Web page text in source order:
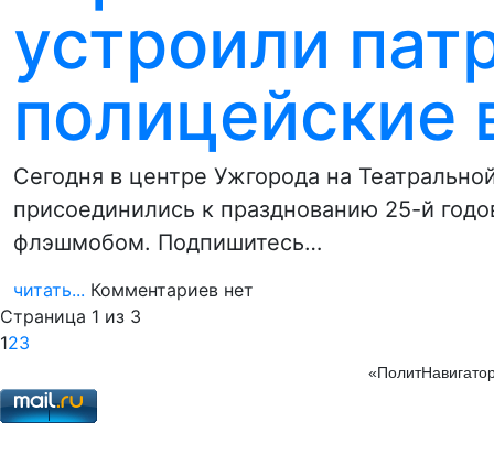
устроили
полицейские
Сегодня в центре Ужгорода на
присоединились к празднованию 25-й
флэшмобом. Подпишитесь…
читать... Комментариев нет
Страница 1 из 3
123